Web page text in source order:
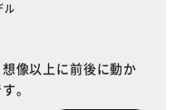
ル
像以上に前後に動か
。